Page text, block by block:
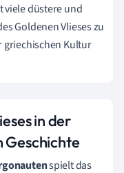
viele düstere und
Goldenen Vlieses zu
griechischen Kultur
in der
Geschichte
spielt das